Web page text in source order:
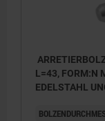
L=43, FORM:N
EDELSTAHL